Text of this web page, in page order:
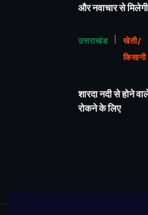
और नवाचार से
उत्तराखंड
खेती/
किसानी
शारदा नदी से होने
रोकने के लिए